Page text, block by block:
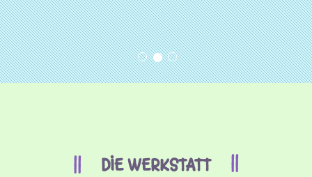
DIE WERKSTATT